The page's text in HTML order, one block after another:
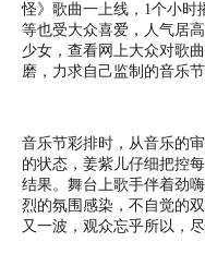
怪》歌曲一上线，1个小时
等也受大众喜爱，人气居
少女，查看网上大众对歌
磨，力求自己监制的音乐
音乐节彩排时，从音乐的
的状态，姜紫儿仔细把控
结果。舞台上歌手伴着劲
烈的氛围感染，不自觉的
又一波，观众忘乎所以，尽